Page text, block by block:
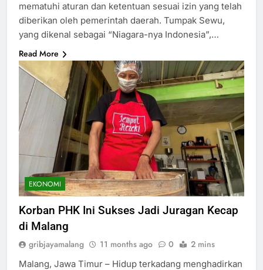
mematuhi aturan dan ketentuan sesuai izin yang telah
diberikan oleh pemerintah daerah. Tumpak Sewu,
yang dikenal sebagai “Niagara-nya Indonesia”,…
Read More
EKONOMI
Korban PHK Ini Sukses Jadi Juragan Kecap
di Malang
gribjayamalang 11 months ago 0 2 mins
Malang, Jawa Timur – Hidup terkadang menghadirkan